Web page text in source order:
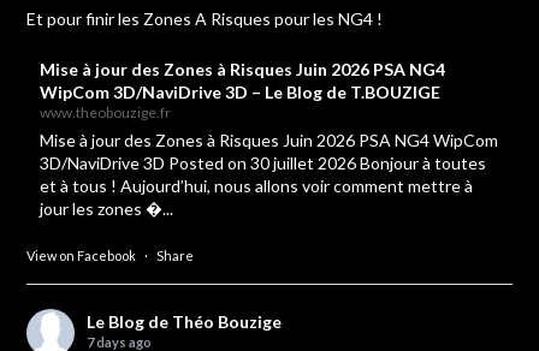
Et pour finir les Zones A Risques pour les NG4 !
Mise à jour des Zones à Risques Juin 2026 PSA NG4
WipCom 3D/NaviDrive 3D – Le Blog de T.BOUZIGE
www.theobouzige.fr
Mise à jour des Zones à Risques Juin 2026 PSA NG4 WipCom
3D/NaviDrive 3D Posted on 30 juillet 2026 Bonjour à toutes
et à tous ! Aujourd’hui, nous allons voir comment mettre à
jour les zones �...
View on Facebook · Share
Le Blog de Théo Bouzige
7 days ago